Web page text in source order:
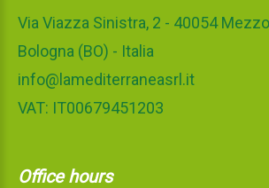
Via Viazza Sinistra, 2 - 40054
Bologna (BO) - Italia
info@lamediterraneasrl.it
VAT: IT00679451203
Office hours